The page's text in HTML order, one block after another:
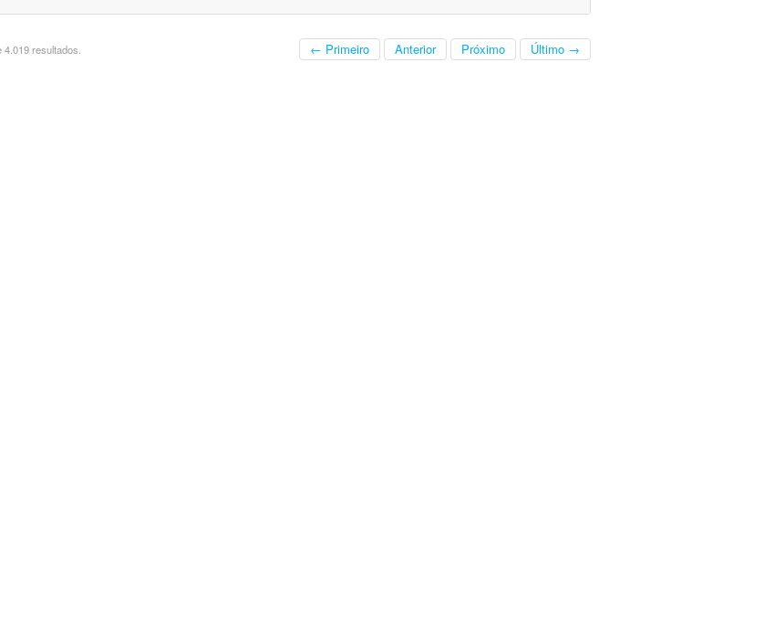
4.019 resultados. ← Primeiro Anterior Próximo Último →